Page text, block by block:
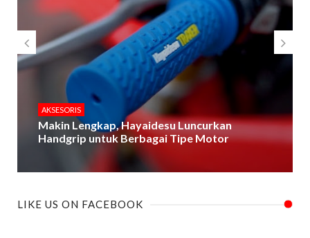
AKSESORIS
Makin Lengkap, Hayaidesu Luncurkan
Handgrip untuk Berbagai Tipe Motor
LIKE US ON FACEBOOK